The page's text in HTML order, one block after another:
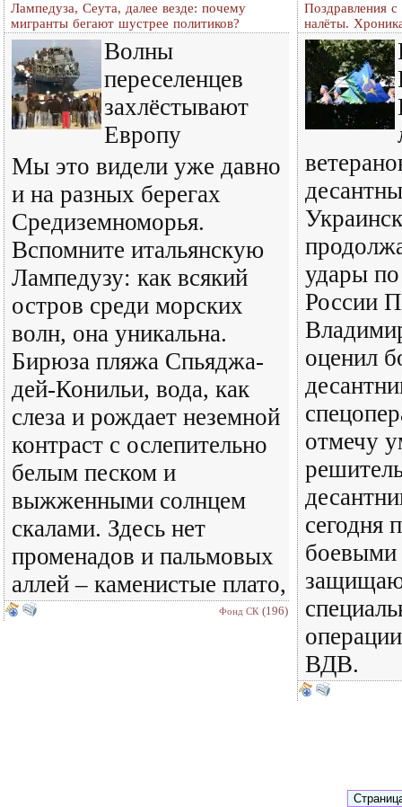
Лампедуза, Сеута, далее везде: почему
мигранты бегают шустрее политиков?
Волны
переселенцев
захлёстывают
Европу
Мы это видели уже давно
и на разных берегах
Средиземноморья.
Вспомните итальянскую
Лампедузу: как всякий
остров среди морских
волн, она уникальна.
Бирюза пляжа Спьяджа-
дей-Конильи, вода, как
слеза и рождает неземной
контраст с ослепительно
белым песком и
выжженными солнцем
скалами. Здесь нет
променадов и пальмовых
аллей – каменистые плато,
Фонд СК (196)
Поздравления
налёты.
удары
России
оценил
отмечу
сегодня
ВДВ.